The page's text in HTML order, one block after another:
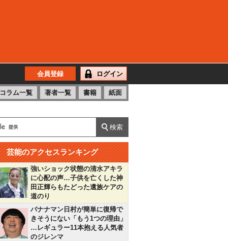
会員登録 ログイン
コラム一覧 著者一覧 書籍 紙面
芸能のアクセスランキング
強いショック状態の清水アキラ
に心配の声…子供を亡くした神
田正輝らもたどった遺族ケアの
道のり
バナナマン日村が簡単に復帰で
きそうにない「もう1つの理由」
…レギュラー11本抱える人気者
のジレンマ